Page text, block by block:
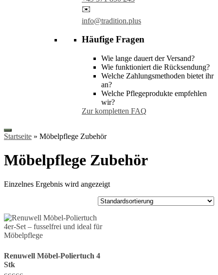
✉️
info@tradition.plus
Häufige Fragen
Wie lange dauert der Versand?
Wie funktioniert die Rücksendung?
Welche Zahlungsmethoden bietet ihr
an?
Welche Pflegeprodukte empfehlen
wir?
Zur kompletten FAQ
Startseite » Möbelpflege Zubehör
Möbelpflege Zubehör
Einzelnes Ergebnis wird angezeigt
Renuwell Möbel-Poliertuch 4
Stk